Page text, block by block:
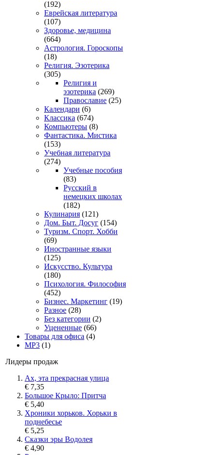
(192)
Еврейская литература
(107)
Здоровье, медицина
(664)
Астрология. Гороскопы
(18)
Религия. Эзотерика
(305)
Религия и
эзотерика (269)
Православие (25)
Календари (6)
Классика (674)
Компьютеры (8)
Фантастика. Мистика
(153)
Учебная литература
(274)
Учебные пособия
(83)
Русский в
немецких школах
(182)
Кулинария (121)
Дом. Быт. Досуг (154)
Туризм. Спорт. Хобби
(69)
Иностранные языки
(125)
Искусство. Культура
(180)
Психология. Философия
(452)
Бизнес. Маркетинг (19)
Разное (28)
Без категории (2)
Уцененные (66)
Товары для офиса (4)
MP3 (1)
Лидеры продаж
Ах, эта прекрасная улица
€ 7,35
Большое Крыло: Притча
€ 5,40
Хроники хорьков. Хорьки в
поднебесье
€ 5,25
Сказки эры Водолея
€ 4,90